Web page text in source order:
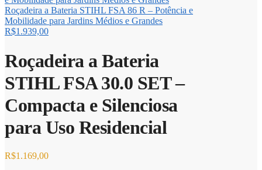
Roçadeira a Bateria STIHL FSA 86 R – Potência e
Mobilidade para Jardins Médios e Grandes
R$1.939,00
Roçadeira a Bateria
STIHL FSA 30.0 SET –
Compacta e Silenciosa
para Uso Residencial
R$1.169,00